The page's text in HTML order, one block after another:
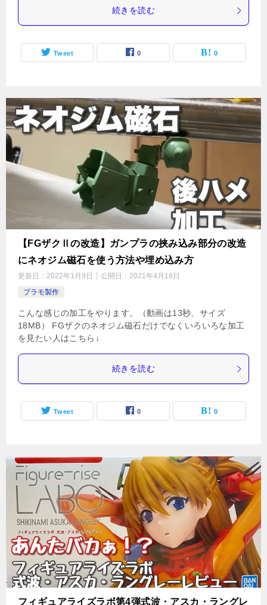
続きを読む
Tweet 0 0
【FGザクⅡの改造】ガンプラの挟み込み部分の改造
にネオジム磁石を使う方法や埋め込み方
更新日： 2022年1月9日 公開日： 2021年4月18日
プラモ製作
こんな感じの加工をやります。（動画は13秒、サイズ
18MB） FGザクのネオジム磁石だけでなくいろいろな加工
を見たい人はこちら↓
続きを読む
Tweet 0 0
フィギュアライズラボ第4弾式波・アスカ・ラングレ